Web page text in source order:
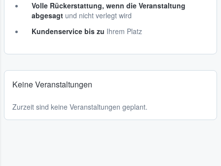
Volle Rückerstattung, wenn die Veranstaltung
abgesagt und nicht verlegt wird
Kundenservice bis zu Ihrem Platz
Keine Veranstaltungen
Zurzeit sind keine Veranstaltungen geplant.